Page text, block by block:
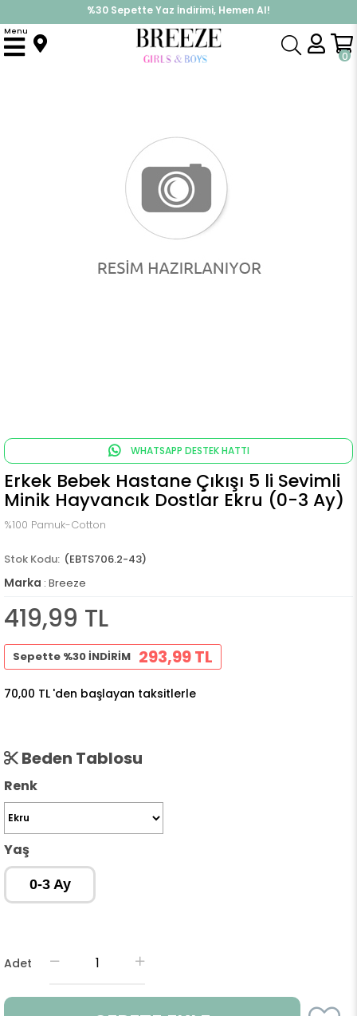
%30 Sepette Yaz İndirimi, Hemen Al!
İndirimlere ek %10 İndirimi Kap, Hemen Üye Ol!
0
Menu
Anasayfa Hastane Çıkışı
WHATSAPP DESTEK HATTI
Erkek Bebek Hastane Çıkışı 5 li Sevimli
Minik Hayvancık Dostlar Ekru (0-3 Ay)
%100 Pamuk-Cotton
(EBTS706.2-43)
Marka : Breeze
419,99 TL
Sepette %30 İNDİRİM 293,99 TL
70,00 TL 'den başlayan taksitlerle
Beden Tablosu
Renk
Yaş
0-3 Ay
Adet